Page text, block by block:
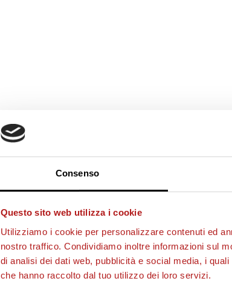
Consenso
Questo sito web utilizza i cookie
Utilizziamo i cookie per personalizzare contenuti ed
nostro traffico. Condividiamo inoltre informazioni sul
di analisi dei dati web, pubblicità e social media, i
che hanno raccolto dal tuo utilizzo dei loro servizi.